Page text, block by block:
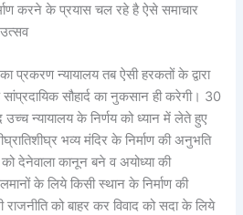
करने के प्रयास चल रहे है ऐसे समाचार
उत्सव
प्रकरण न्यायालय तब ऐसी हरकतों के द्वारा
सौहार्द का नुकसान ही करेगी। 30
न्यायालय के निर्णय को ध्यान में लेते हुए
भव्य मंदिर के निर्माण की अनुभति
को देनेवाला कानून बने व अयोध्या की
के लिये किसी स्थान के निर्माण की
राजनीति को बाहर कर विवाद को सदा के लिये